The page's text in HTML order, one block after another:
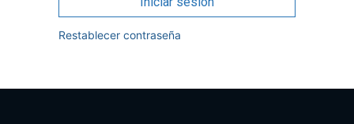
Restablecer contraseña